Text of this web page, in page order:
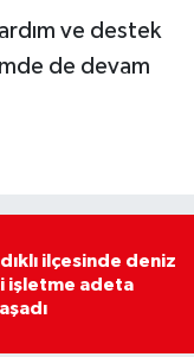
ve destek
de devam
ilçesinde deniz
işletme adeta